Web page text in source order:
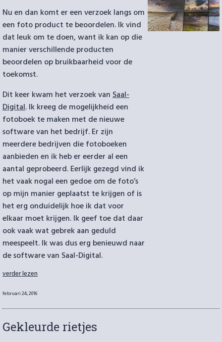
Nu en dan komt er een verzoek langs om
een foto product te beoordelen. Ik vind
dat leuk om te doen, want ik kan op die
manier verschillende producten
beoordelen op bruikbaarheid voor de
toekomst.
Dit keer kwam het verzoek vanSaal-
Digital. Ik kreeg de mogelijkheid een
fotoboek te maken met de nieuwe
software van het bedrijf. Er zijn
meerdere bedrijven die fotoboeken
aanbieden en ik heb er eerder al een
aantal geprobeerd. Eerlijk gezegd vind ik
het vaak nogal een gedoe om de foto’s
op mijn manier geplaatst te krijgen of is
het erg onduidelijk hoe ik dat voor
elkaar moet krijgen. Ik geef toe dat daar
ook vaak wat gebrek aan geduld
meespeelt. Ik was dus erg benieuwd naar
de software van Saal-Digital.
“Saal-
fotoboek
verder lezen
Geplaatst
februari 24, 2016
Gekleurde rietjes